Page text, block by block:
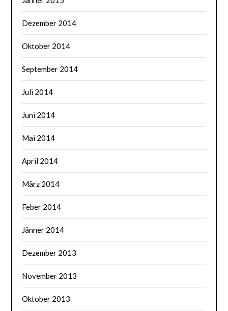
Dezember 2014
Oktober 2014
September 2014
Juli 2014
Juni 2014
Mai 2014
April 2014
März 2014
Feber 2014
Jänner 2014
Dezember 2013
November 2013
Oktober 2013